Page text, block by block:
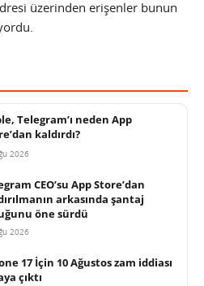
üzerinden erişenler bunun
Telegram’ı neden App
kaldırdı?
2026
CEO’su App Store’dan
arkasında şantaj
öne sürdü
2026
17 İçin 10 Ağustos zam iddiası
çıktı